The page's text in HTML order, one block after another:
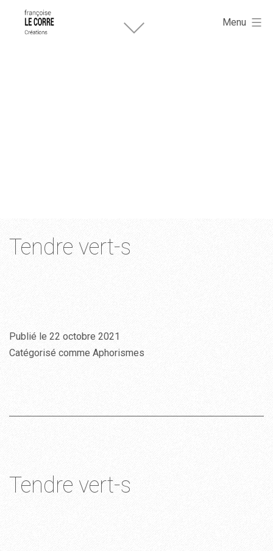
Le
Corre
Menu
Tendre vert-s
Publié le 22 octobre 2021
Catégorisé comme Aphorismes
Tendre vert-s